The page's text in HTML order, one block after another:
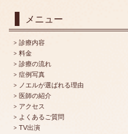
メニュー
診療内容
料金
診療の流れ
症例写真
ノエルが選ばれる理由
医師の紹介
アクセス
よくあるご質問
TV出演